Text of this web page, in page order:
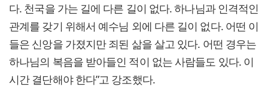
다. 천국을 가는 길에 다른 길이 없다. 하나님과 인격적인
관계를 갖기 위해서 예수님 외에 다른 길이 없다. 어떤 이
들은 신앙을 가졌지만 죄된 삶을 살고 있다. 어떤 경우는
하나님의 복음을 받아들인 적이 없는 사람들도 있다. 이
시간 결단해야 한다”고 강조했다.